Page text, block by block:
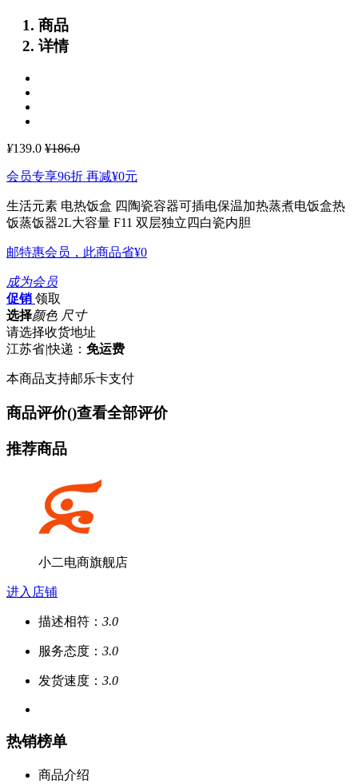
商品
详情
¥139.0 ¥186.0
会员专享96折 再减¥0元
生活元素 电热饭盒 四陶瓷容器可插电保温加热蒸煮电饭盒热
饭蒸饭器2L大容量 F11 双层独立四白瓷内胆
邮特惠会员，此商品省¥0
成为会员
促销 领取
选择颜色 尺寸
请选择收货地址
江苏省|快递： 免运费
本商品支持邮乐卡支付
商品评价()查看全部评价
推荐商品
小二电商旗舰店
进入店铺
描述相符： 3.0
服务态度： 3.0
发货速度： 3.0
热销榜单
商品介绍